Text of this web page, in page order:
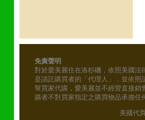
免責聲明
對於愛美麗住在洛杉磯，依照美國法
是請託購買者的「代理人」，並依照
幫買家代購，愛美麗並不經營直接銷
購者不對買家指定之購買物品承擔任
美國代